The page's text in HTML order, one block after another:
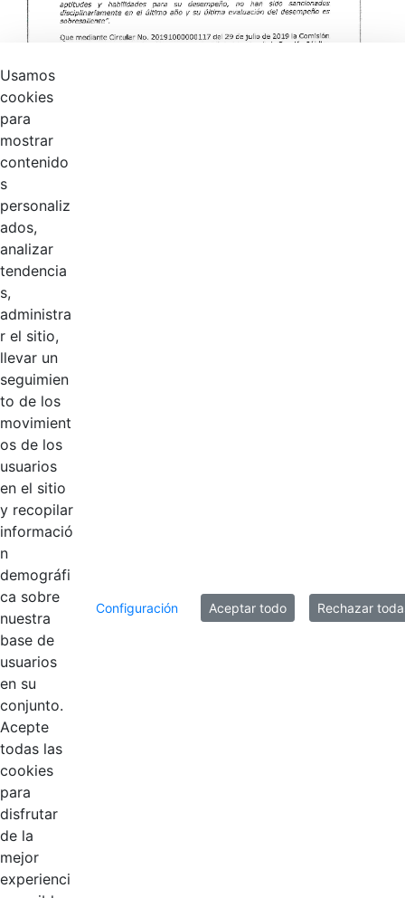
Productos
AÑADIR COMENTARIOS
Usamos
cookies
para
mostrar
contenido
s
personaliz
ados,
analizar
tendencia
s,
administra
r el sitio,
llevar un
seguimien
to de los
movimient
os de los
usuarios
en el sitio
y recopilar
informació
n
demográfi
ca sobre
nuestra
base de
usuarios
en su
conjunto.
Acepte
todas las
cookies
para
disfrutar
de la
mejor
experienci
Configuración Aceptar todo Rechazar